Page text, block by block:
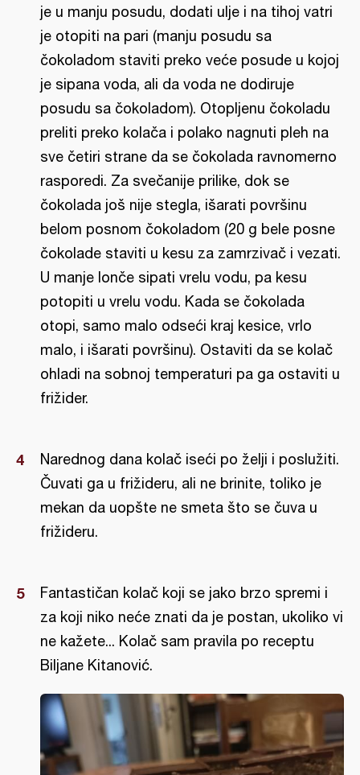
je u manju posudu, dodati ulje i na tihoj vatri
je otopiti na pari (manju posudu sa
čokoladom staviti preko veće posude u kojoj
je sipana voda, ali da voda ne dodiruje
posudu sa čokoladom). Otopljenu čokoladu
preliti preko kolača i polako nagnuti pleh na
sve četiri strane da se čokolada ravnomerno
rasporedi. Za svečanije prilike, dok se
čokolada još nije stegla, išarati površinu
belom posnom čokoladom (20 g bele posne
čokolade staviti u kesu za zamrzivač i vezati.
U manje lonče sipati vrelu vodu, pa kesu
potopiti u vrelu vodu. Kada se čokolada
otopi, samo malo odseći kraj kesice, vrlo
malo, i išarati površinu). Ostaviti da se kolač
ohladi na sobnoj temperaturi pa ga ostaviti u
frižider.
Narednog dana kolač iseći po želji i poslužiti.
Čuvati ga u frižideru, ali ne brinite, toliko je
mekan da uopšte ne smeta što se čuva u
frižideru.
Fantastičan kolač koji se jako brzo spremi i
za koji niko neće znati da je postan, ukoliko vi
ne kažete... Kolač sam pravila po receptu
Biljane Kitanović.